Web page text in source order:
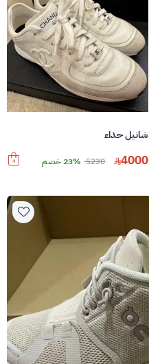
شانيل حذاء
4000
5230 23% خصم